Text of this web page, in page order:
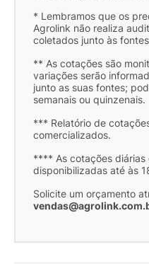
* Lembramos que os
Agrolink não realiza
coletados junto às
** As cotações são
variações serão
junto as suas fontes;
semanais ou quinzenais.
*** Relatório de
comercializados.
**** As cotações diárias
disponibilizadas até às
Solicite um orçamento